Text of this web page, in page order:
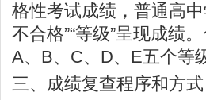
格性考试成绩，普通高
不合格”“等级”呈现成绩
A、B、C、D、E五个等
三、成绩复查程序和方式